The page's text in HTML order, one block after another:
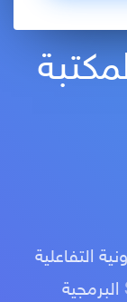
التفاعلية
البرمجية